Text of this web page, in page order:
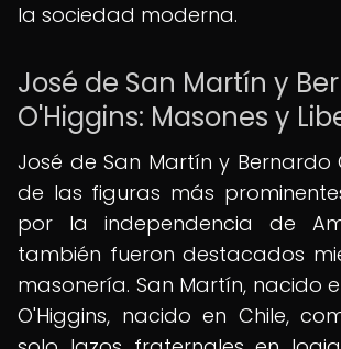
la sociedad moderna.
José de San Martín y
O'Higgins: Masones y
José de San Martín y Bernardo
de las figuras más
por la independencia de
también fueron destacados
masonería. San Martín, nacido
O'Higgins, nacido en Chile,